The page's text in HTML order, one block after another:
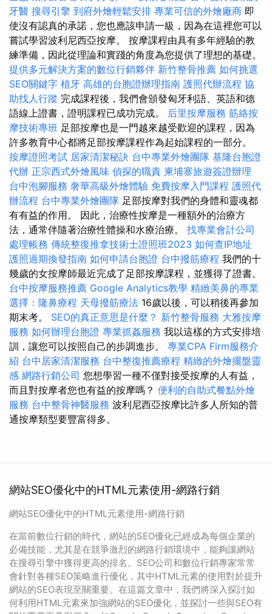
牙醫 搜尋引擎 到府外燴輕鬆安排 專業可信的外燴廠商 即
使沒有認真的承諾，您也應該申請一級，因為在這裡您可以
嘗試學習波利尼西亞按摩。 按摩課程由具有多年經驗的教
練準備，因此從理論和實踐的角度為您提供了理想的基礎。
提供多元解決方案的數位行銷夥伴 新竹整骨推薦 如何挑選
SEO關鍵字 植牙 高雄的台胞證辦理指南 護照代辦流程 協
助找人行蹤 完成課程後，我們會頒發匈牙利語、英語和德
語線上證書，證明課程已成功完成。 后里按摩服務 筋絡按
摩技術專班 足部按摩也是一門越來越受歡迎的課程，因為
許多教育中心都將足部按摩課程作為起始課程的一部分。
按摩證照考試 居家清潔秘訣 台中專業外燴團隊 基隆台胞證
代辦 正宗西式外燴風味 偵探的職責 柬埔寨旅遊簽證辦理
台中泡腳服務 奢華高級外燴體驗 免費按摩入門課程 護照代
辦流程 台中專業外燴團隊 足部按摩對我們的身體和靈魂都
有有益的作用。 因此，治療性按摩是一種額外的治療方
法，通常伴隨著治療性體操和水療治療。 找專業會計公司
處理帳務 傳統整復推拿技術士證照班2023 如何查IP地址
護照過期換發指南 如何申請台胞證 台中撥筋療程 我們的十
幾歲的女按摩師最近完成了足部按摩課程，並獲得了證書。
台中按摩服務推薦 Google Analytics教學 精緻美鼻的專業
選擇：隆鼻療程 天母撥筋療法 16歲以後，可以稍後再參加
期末考。 SEO的真正意思是什麼？ 新竹整骨服務 大雅按摩
服務 如何辦理台胞證 專業抓姦服務 我以這樣的方式安排培
訓，讓您可以按照自己的步調進步。 專業CPA Firm服務介
紹 台中居家清潔服務 台中整復推薦療程 精緻的外燴擺盤靈
感 網路行銷公司 您想學習一種不僅對接受按摩的人有益，
而且對按摩者您也有益的按摩嗎？ 便利的自助式餐點外燴
服務 台中整骨神醫服務 波利尼西亞按摩比許​​多人所知的普
通按摩類型要豐富得多。
網站SEO優化中的HTML元素使用-網路行銷
網站SEO優化中的HTML元素使用-網路行銷
在當前數位行銷的時代，網站的SEO優化已經成為每個企業的
必備技能，尤其是在競爭激烈的網路行銷環境中，能夠讓網站
在搜尋引擎中獲得更高的排名。SEO公司和數位行銷專家常常
會針對各種SEO策略進行優化，其中HTML元素的使用對於提升
網站的SEO表現至關重要。在這篇文章中，我們將深入探討如
何利用HTML元素來加強網站的SEO優化，並探討一些與SEO有